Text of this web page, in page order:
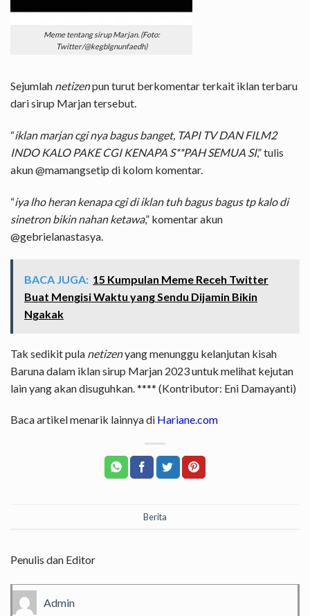
Meme tentang sirup Marjan. (Foto:
Twitter/@kegblgnunfaedh)
Sejumlah netizenpun turut berkomentar terkait iklan terbaru
dari sirup Marjan tersebut.
“iklan marjan cgi nya bagus banget, TAPI TV DAN FILM2
INDO KALO PAKE CGI KENAPA S**PAH SEMUA SI,” tulis
akun @mamangsetip di kolom komentar.
“iya lho heran kenapa cgi di iklan tuh bagus bagus tp kalo di
sinetron bikin nahan ketawa,” komentar akun
@gebrielanastasya.
BACA JUGA: 15 Kumpulan Meme Receh Twitter
Buat Mengisi Waktu yang Sendu Dijamin Bikin
Ngakak
Tak sedikit pula netizenyang menunggu kelanjutan kisah
Baruna dalam iklan sirup Marjan 2023 untuk melihat kejutan
lain yang akan disuguhkan. **** (Kontributor: Eni Damayanti)
Baca artikel menarik lainnya di Hariane.com
Berita
Penulis dan Editor
Admin